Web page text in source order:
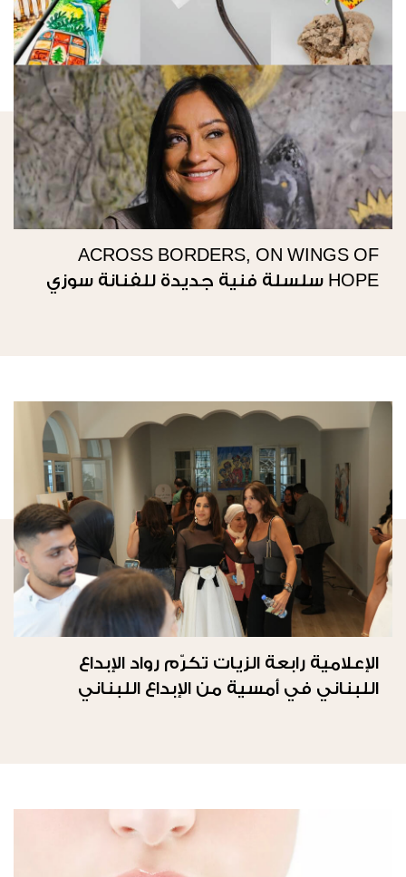
ACROSS BORDERS, ON WINGS OF
HOPE سلسلة فنية جديدة للفنانة سوزي
الإعلامية رابعة الزيات تكرّم رواد الإبداع
اللبناني في أمسية من الإبداع اللبناني